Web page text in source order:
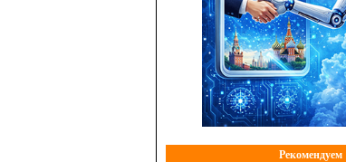
Рекомендуем